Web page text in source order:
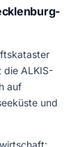
die ALKIS-
auf
und